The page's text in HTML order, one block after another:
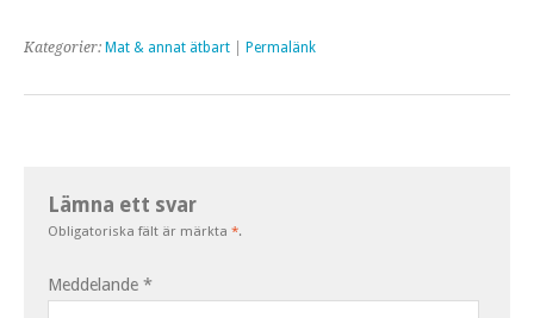
Kategorier: Mat & annat ätbart Permalänk
Lämna ett svar
Obligatoriska fält är märkta *.
Meddelande *